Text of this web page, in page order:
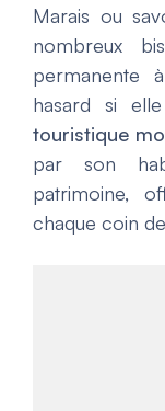
Marais ou
nombreux
permanente
hasard si
touristique
par son
patrimoine,
chaque coin